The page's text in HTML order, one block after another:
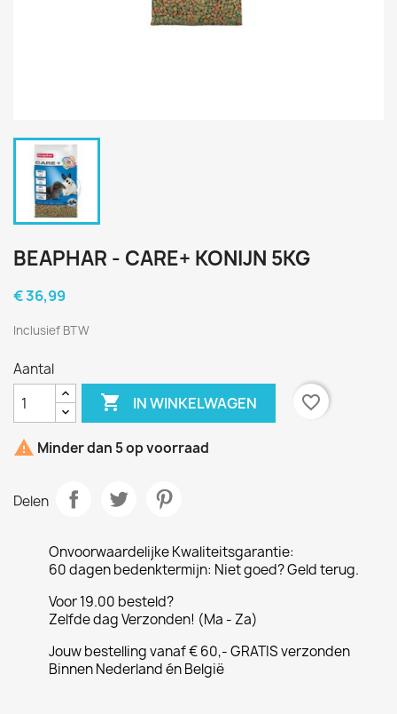
BEAPHAR - CARE+ KONIJN 5KG
€ 36,99
Inclusief BTW
Aantal
 IN WINKELWAGEN favorite_border
 Minder dan 5 op voorraad
Delen
Onvoorwaardelijke Kwaliteitsgarantie:
60 dagen bedenktermijn: Niet goed? Geld terug.
Voor 19.00 besteld?
Zelfde dag Verzonden! (Ma - Za)
Jouw bestelling vanaf € 60,- GRATIS verzonden
Binnen Nederland én België